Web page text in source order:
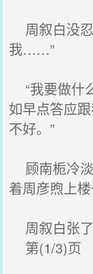
周叙白没忍
我……”
“我要做什
如早点答应
不好。”
顾南栀冷
着周彦煦上楼
周叙白张了
第(1/3)页